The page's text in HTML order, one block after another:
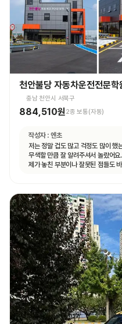
천안불당 자동차운전전문학
충남 천안시 서북구
884,510원2종 보통(자동)
작성자 : 엔초
저는 정말 겁도 많고 걱정도 많이 했
무색할 만큼 잘 알려주셔서 놀랐어
제가 놓친 부분이나 잘못된 점들도
있었어요. 또 강사님들뿐만 아니라
세심하게 챙겨주는 학원 입니다!! 저처럼 운전이 처음이라 많이 두렵고 걱정되는
분들이 계시다면, 이 학원 정말 추천
덕분에 자신 있게 도로주행 준비까
잘했다는 생각이 듭니다.